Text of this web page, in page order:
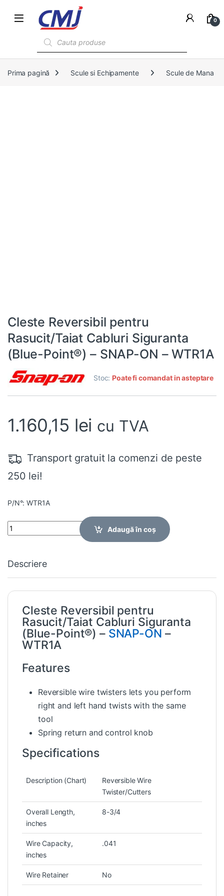
0
Prima pagină Scule si Echipamente Scule de Mana
Cleste Reversibil pentru
Rasucit/Taiat Cabluri Siguranta
(Blue-Point®) – SNAP-ON – WTR1A
Stoc: Poate fi comandat in asteptare
1.160,15 lei cu TVA
Transport gratuit la comenzi de peste
250 lei!
P/N°: WTR1A
Quantity
Adaugă în coș
Descriere
Cleste Reversibil pentru
Rasucit/Taiat Cabluri Siguranta
(Blue-Point®) – SNAP-ON –
WTR1A
Features
Reversible wire twisters lets you perform
right and left hand twists with the same
tool
Spring return and control knob
Specifications
Description (Chart)
Reversible Wire
Twister/Cutters
Overall Length,
inches
8-3/4
Wire Capacity,
inches
.041
Wire Retainer No